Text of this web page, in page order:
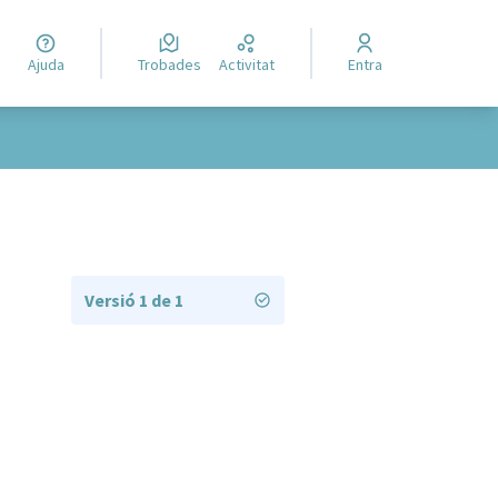
Ajuda Trobades Activitat Entra
Versió 1 de 1